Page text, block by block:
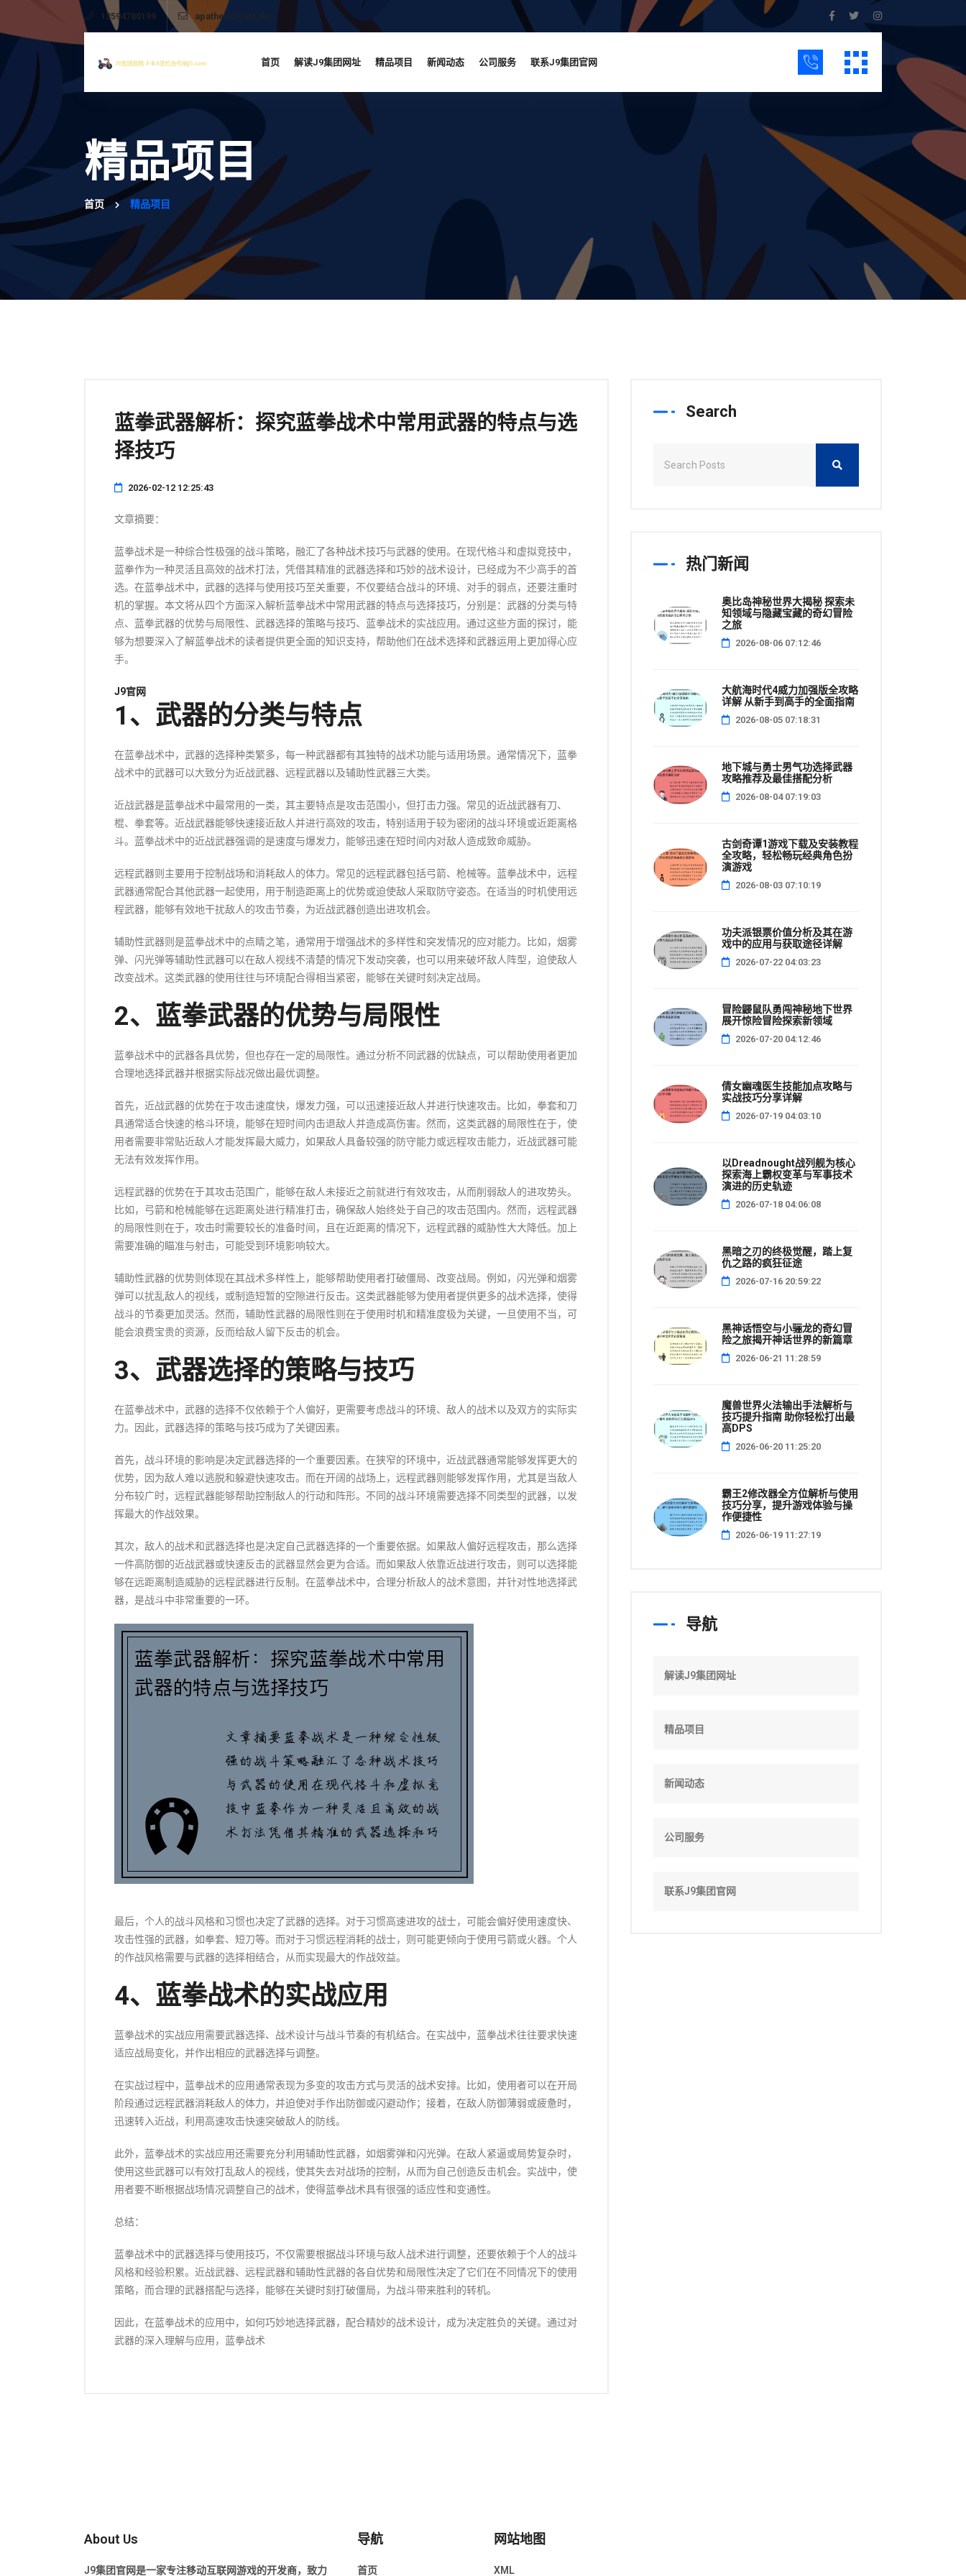
13594780199 apathetic@att.net
首页 解读J9集团网址 精品项目 新闻动态 公司服务 联系J9集团官网
精品项目
首页 精品项目
蓝拳武器解析：探究蓝拳战术中常用武器的特点与选
择技巧
2026-02-12 12:25:43
文章摘要：
蓝拳战术是一种综合性极强的战斗策略，融汇了各种战术技巧与武器的使用。在现代格斗和虚拟竞技中，
蓝拳作为一种灵活且高效的战术打法，凭借其精准的武器选择和巧妙的战术设计，已经成为不少高手的首
选。在蓝拳战术中，武器的选择与使用技巧至关重要，不仅要结合战斗的环境、对手的弱点，还要注重时
机的掌握。本文将从四个方面深入解析蓝拳战术中常用武器的特点与选择技巧，分别是：武器的分类与特
点、蓝拳武器的优势与局限性、武器选择的策略与技巧、蓝拳战术的实战应用。通过这些方面的探讨，能
够为想要深入了解蓝拳战术的读者提供更全面的知识支持，帮助他们在战术选择和武器运用上更加得心应
手。
J9官网
1、武器的分类与特点
在蓝拳战术中，武器的选择种类繁多，每一种武器都有其独特的战术功能与适用场景。通常情况下，蓝拳
战术中的武器可以大致分为近战武器、远程武器以及辅助性武器三大类。
近战武器是蓝拳战术中最常用的一类，其主要特点是攻击范围小，但打击力强。常见的近战武器有刀、
棍、拳套等。近战武器能够快速接近敌人并进行高效的攻击，特别适用于较为密闭的战斗环境或近距离格
斗。蓝拳战术中的近战武器强调的是速度与爆发力，能够迅速在短时间内对敌人造成致命威胁。
远程武器则主要用于控制战场和消耗敌人的体力。常见的远程武器包括弓箭、枪械等。蓝拳战术中，远程
武器通常配合其他武器一起使用，用于制造距离上的优势或迫使敌人采取防守姿态。在适当的时机使用远
程武器，能够有效地干扰敌人的攻击节奏，为近战武器创造出进攻机会。
辅助性武器则是蓝拳战术中的点睛之笔，通常用于增强战术的多样性和突发情况的应对能力。比如，烟雾
弹、闪光弹等辅助性武器可以在敌人视线不清楚的情况下发动突袭，也可以用来破坏敌人阵型，迫使敌人
改变战术。这类武器的使用往往与环境配合得相当紧密，能够在关键时刻决定战局。
2、蓝拳武器的优势与局限性
蓝拳战术中的武器各具优势，但也存在一定的局限性。通过分析不同武器的优缺点，可以帮助使用者更加
合理地选择武器并根据实际战况做出最优调整。
首先，近战武器的优势在于攻击速度快，爆发力强，可以迅速接近敌人并进行快速攻击。比如，拳套和刀
具通常适合快速的格斗环境，能够在短时间内击退敌人并造成高伤害。然而，这类武器的局限性在于，使
用者需要非常贴近敌人才能发挥最大威力，如果敌人具备较强的防守能力或远程攻击能力，近战武器可能
无法有效发挥作用。
远程武器的优势在于其攻击范围广，能够在敌人未接近之前就进行有效攻击，从而削弱敌人的进攻势头。
比如，弓箭和枪械能够在远距离处进行精准打击，确保敌人始终处于自己的攻击范围内。然而，远程武器
的局限性则在于，攻击时需要较长的准备时间，且在近距离的情况下，远程武器的威胁性大大降低。加上
需要准确的瞄准与射击，可能受到环境影响较大。
辅助性武器的优势则体现在其战术多样性上，能够帮助使用者打破僵局、改变战局。例如，闪光弹和烟雾
弹可以扰乱敌人的视线，或制造短暂的空隙进行反击。这类武器能够为使用者提供更多的战术选择，使得
战斗的节奏更加灵活。然而，辅助性武器的局限性则在于使用时机和精准度极为关键，一旦使用不当，可
能会浪费宝贵的资源，反而给敌人留下反击的机会。
3、武器选择的策略与技巧
在蓝拳战术中，武器的选择不仅依赖于个人偏好，更需要考虑战斗的环境、敌人的战术以及双方的实际实
力。因此，武器选择的策略与技巧成为了关键因素。
首先，战斗环境的影响是决定武器选择的一个重要因素。在狭窄的环境中，近战武器通常能够发挥更大的
优势，因为敌人难以逃脱和躲避快速攻击。而在开阔的战场上，远程武器则能够发挥作用，尤其是当敌人
分布较广时，远程武器能够帮助控制敌人的行动和阵形。不同的战斗环境需要选择不同类型的武器，以发
挥最大的作战效果。
其次，敌人的战术和武器选择也是决定自己武器选择的一个重要依据。如果敌人偏好远程攻击，那么选择
一件高防御的近战武器或快速反击的武器显然会更为合适。而如果敌人依靠近战进行攻击，则可以选择能
够在远距离制造威胁的远程武器进行反制。在蓝拳战术中，合理分析敌人的战术意图，并针对性地选择武
器，是战斗中非常重要的一环。
最后，个人的战斗风格和习惯也决定了武器的选择。对于习惯高速进攻的战士，可能会偏好使用速度快、
攻击性强的武器，如拳套、短刀等。而对于习惯远程消耗的战士，则可能更倾向于使用弓箭或火器。个人
的作战风格需要与武器的选择相结合，从而实现最大的作战效益。
4、蓝拳战术的实战应用
蓝拳战术的实战应用需要武器选择、战术设计与战斗节奏的有机结合。在实战中，蓝拳战术往往要求快速
适应战局变化，并作出相应的武器选择与调整。
在实战过程中，蓝拳战术的应用通常表现为多变的攻击方式与灵活的战术安排。比如，使用者可以在开局
阶段通过远程武器消耗敌人的体力，并迫使对手作出防御或闪避动作；接着，在敌人防御薄弱或疲惫时，
迅速转入近战，利用高速攻击快速突破敌人的防线。
此外，蓝拳战术的实战应用还需要充分利用辅助性武器，如烟雾弹和闪光弹。在敌人紧逼或局势复杂时，
使用这些武器可以有效打乱敌人的视线，使其失去对战场的控制，从而为自己创造反击机会。实战中，使
用者要不断根据战场情况调整自己的战术，使得蓝拳战术具有很强的适应性和变通性。
总结：
蓝拳战术中的武器选择与使用技巧，不仅需要根据战斗环境与敌人战术进行调整，还要依赖于个人的战斗
风格和经验积累。近战武器、远程武器和辅助性武器的各自优势和局限性决定了它们在不同情况下的使用
策略，而合理的武器搭配与选择，能够在关键时刻打破僵局，为战斗带来胜利的转机。
因此，在蓝拳战术的应用中，如何巧妙地选择武器，配合精妙的战术设计，成为决定胜负的关键。通过对
武器的深入理解与应用，蓝拳战术
Search
热门新闻
奥比岛神秘世界大揭秘 探索未
知领域与隐藏宝藏的奇幻冒险
之旅
2026-08-06 07:12:46
大航海时代4威力加强版全攻略
详解 从新手到高手的全面指南
2026-08-05 07:18:31
地下城与勇士男气功选择武器
攻略推荐及最佳搭配分析
2026-08-04 07:19:03
古剑奇谭1游戏下载及安装教程
全攻略，轻松畅玩经典角色扮
演游戏
2026-08-03 07:10:19
功夫派银票价值分析及其在游
戏中的应用与获取途径详解
2026-07-22 04:03:23
冒险鼹鼠队勇闯神秘地下世界
展开惊险冒险探索新领域
2026-07-20 04:12:46
倩女幽魂医生技能加点攻略与
实战技巧分享详解
2026-07-19 04:03:10
以Dreadnought战列舰为核心
探索海上霸权变革与军事技术
演进的历史轨迹
2026-07-18 04:06:08
黑暗之刃的终极觉醒，踏上复
仇之路的疯狂征途
2026-07-16 20:59:22
黑神话悟空与小骊龙的奇幻冒
险之旅揭开神话世界的新篇章
2026-06-21 11:28:59
魔兽世界火法输出手法解析与
技巧提升指南 助你轻松打出最
高DPS
2026-06-20 11:25:20
霸王2修改器全方位解析与使用
技巧分享，提升游戏体验与操
作便捷性
2026-06-19 11:27:19
导航
解读J9集团网址
精品项目
新闻动态
公司服务
联系J9集团官网
About Us
J9集团官网是一家专注移动互联网游戏的开发商，致力
导航
首页
网站地图
XML